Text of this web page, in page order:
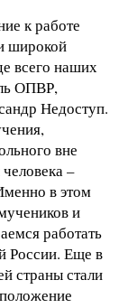
к работе
широкой
всего наших
ОПВР,
Недоступ.
вне
–
в этом
и
работать
России. Еще в
страны стали